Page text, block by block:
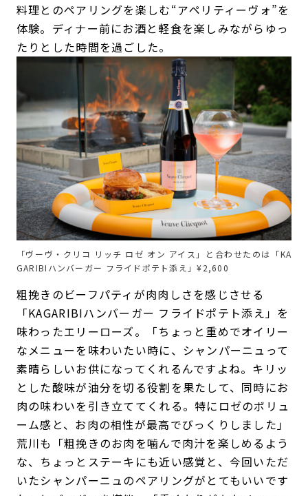
料理とのペアリングを楽しむ“アペリティーヴォ”を
体験。ディナー前にお酒と軽食を楽しみながらゆっ
たりとした時間を過ごした。
「ヴーヴ・クリコ リッチ ロゼ オン アイス」と合わせたのは「KA
GARIBIハンバーガー フライドポテト添え」¥2,600
粗挽きのビーフパティが肉肉しさを感じさせる
「KAGARIBIハンバーガー フライドポテト添え」を
味わったエリーローズ。「ちょっと重めでオイリー
なメニューを味わいたい時に、シャンパーニュって
素晴らしいお供になってくれるんですよね。キリッ
とした酸味が油分を切る役割を果たして、同時にお
肉の味わいを引き立ててくれる。特にロゼのボリュ
ーム感と、お肉の相性が最高でびっくりしました」
荒川も「粗挽きのお肉を噛んで肉汁を楽しめるよう
な、ちょっとステーキにも近い感覚と、今回いただ
いたシャンパーニュのペアリングがとてもいいです